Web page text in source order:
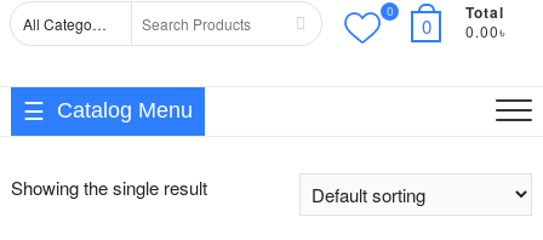
Search
0
0
Total
0.00৳
Catalog Menu
Showing the single result